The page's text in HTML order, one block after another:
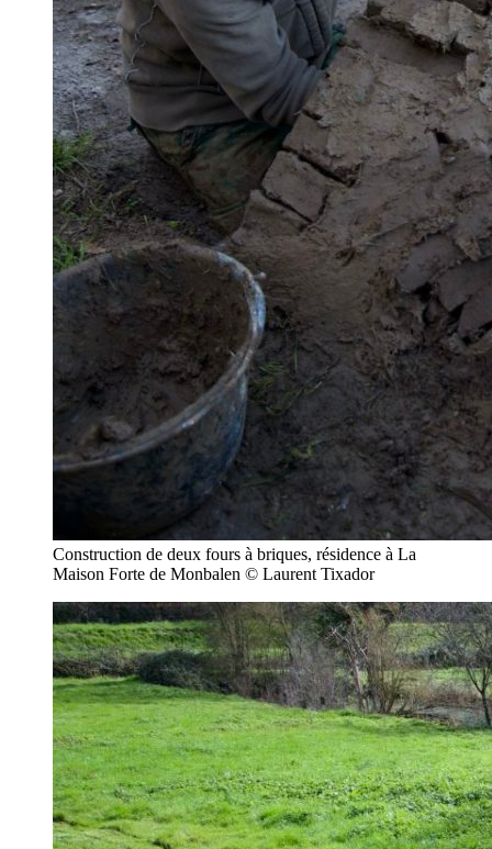
Construction de deux fours à briques, résidence à La
Maison Forte de Monbalen © Laurent Tixador